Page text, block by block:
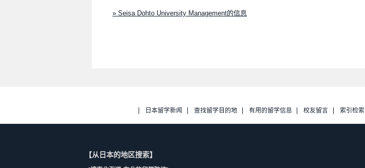
» Seisa Dohto University Management的信息
日本留学新闻 查找留学目的地 有用的留学信息 校友留言 索引检索
【从日本的地区搜索】